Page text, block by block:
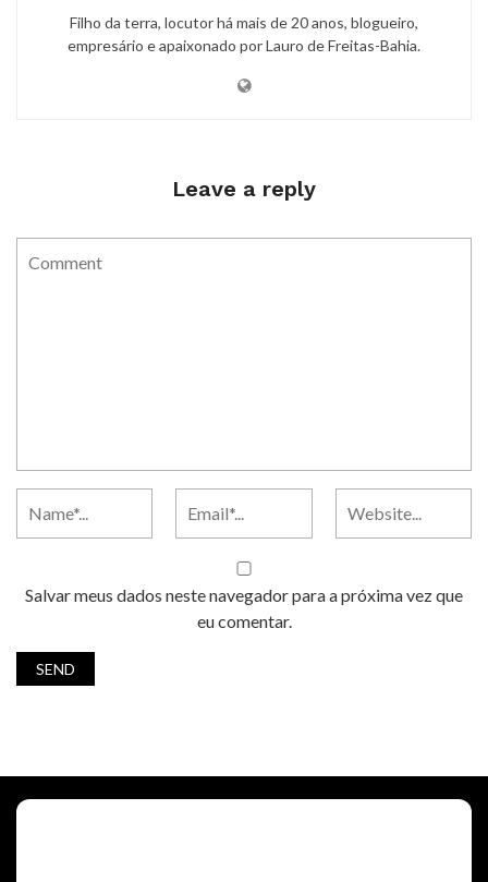
Filho da terra, locutor há mais de 20 anos, blogueiro,
empresário e apaixonado por Lauro de Freitas-Bahia.
Leave a reply
Salvar meus dados neste navegador para a próxima vez que
eu comentar.